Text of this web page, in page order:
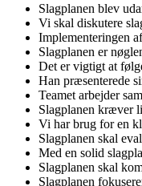
Slagplanen blev
Vi skal diskutere
Implementeringen
Slagplanen er
Det er vigtigt at
Han præsenterede
Teamet arbejder
Slagplanen kræver
Vi har brug for en
Slagplanen skal
Med en solid
Slagplanen skal
Slagplanen